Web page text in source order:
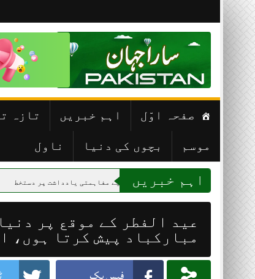
content
صفحہ اوّل اہم خبریں تازہ
موسم بچوں کی دنیا ناول
اہم خبریں
شروع کرنے کے لیے مفاہمتی یادداشت پر دستخط پاکستان
عید الفطر کے موقع پر
مبارکباد پیش کرتا ہوں،